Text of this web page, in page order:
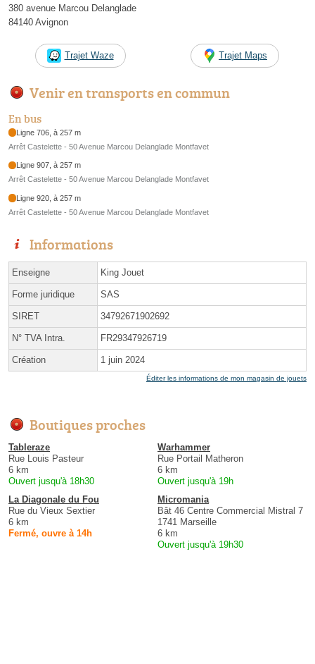
380 avenue Marcou Delanglade
84140 Avignon
Trajet Waze Trajet Maps
Venir en transports en commun
En bus
Ligne 706, à 257 m
Arrêt Castelette - 50 Avenue Marcou Delanglade Montfavet
Ligne 907, à 257 m
Arrêt Castelette - 50 Avenue Marcou Delanglade Montfavet
Ligne 920, à 257 m
Arrêt Castelette - 50 Avenue Marcou Delanglade Montfavet
Informations
Enseigne King Jouet
Forme juridique SAS
SIRET 34792671902692
N° TVA Intra. FR29347926719
Création 1 juin 2024
Éditer les informations de mon magasin de jouets
Boutiques proches
Tableraze
Rue Louis Pasteur
6 km
Ouvert jusqu'à 18h30
Warhammer
Rue Portail Matheron
6 km
Ouvert jusqu'à 19h
La Diagonale du Fou
Rue du Vieux Sextier
6 km
Fermé, ouvre à 14h
Micromania
Bât 46 Centre Commercial Mistral 7
1741 Marseille
6 km
Ouvert jusqu'à 19h30